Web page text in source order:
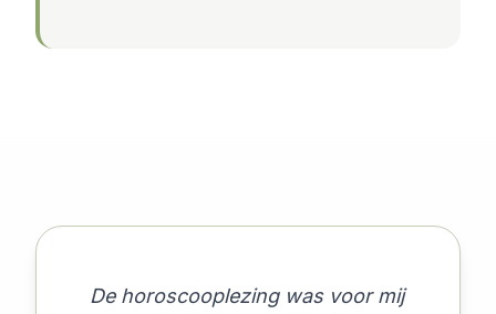
De horoscooplezing was voor mij